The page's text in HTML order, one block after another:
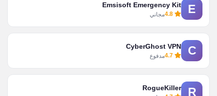
E
Emsisoft Emergency Kit
مجاني
C
CyberGhost VPN
مدفوع
R
RogueKiller